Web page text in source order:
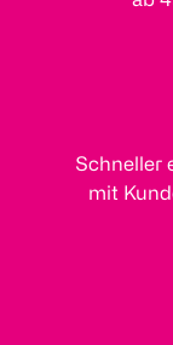
Schneller
mit